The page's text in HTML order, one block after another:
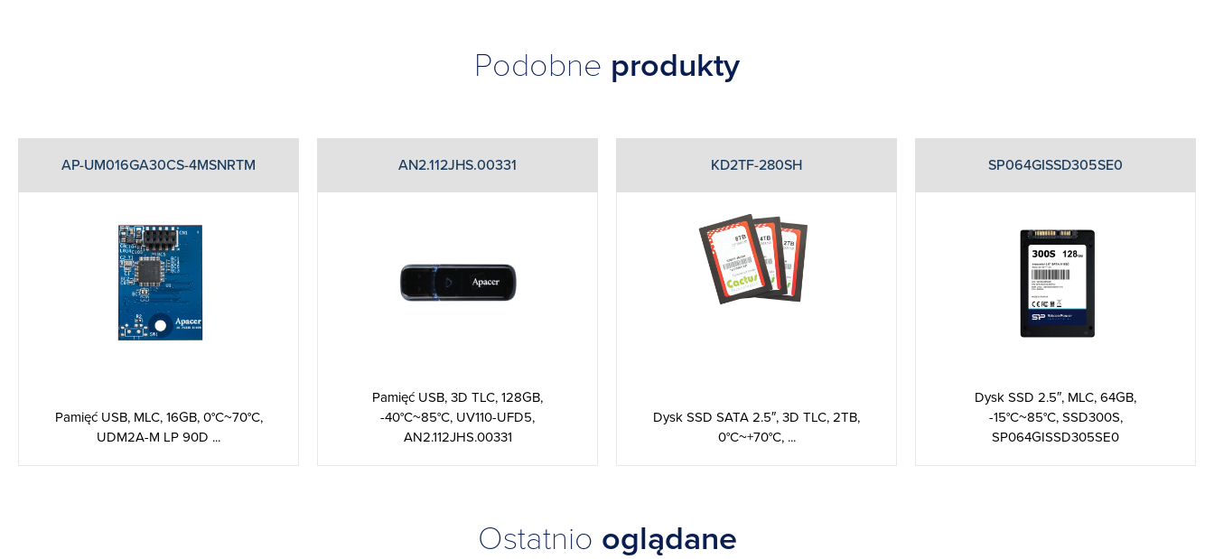
Podobne produkty
AP-UM016GA30CS-4MSNRTM
Pamięć USB, MLC, 16GB, 0°C~70°C,
UDM2A-M LP 90D ...
AN2.112JHS.00331
Pamięć USB, 3D TLC, 128GB,
-40°C~85°C, UV110-UFD5,
AN2.112JHS.00331
KD2TF-280SH
Dysk SSD SATA 2.5″, 3D TLC, 2TB,
0°C~+70°C, ...
SP064GISSD305SE0
Dysk SSD 2.5″, MLC, 64GB,
-15°C~85°C, SSD300S,
SP064GISSD305SE0
Ostatnio oglądane